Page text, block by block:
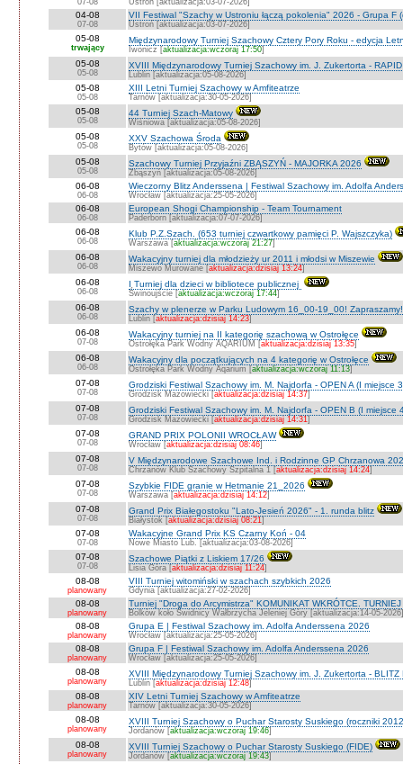
07-08 Ustroń [aktualizacja:03-07-2026]
04-08
07-08
VII Festiwal "Szachy w Ustroniu łączą pokolenia" 2026 - Grupa F
Ustroń [aktualizacja:03-07-2026]
05-08
trwający
Międzynarodowy Turniej Szachowy Cztery Pory Roku - edycja
Iwonicz [aktualizacja:wczoraj 17:50]
05-08
05-08
XVIII Międzynarodowy Turniej Szachowy im. J. Zukertorta -
Lublin [aktualizacja:05-08-2026]
05-08
05-08
XIII Letni Turniej Szachowy w Amfiteatrze
Tarnów [aktualizacja:30-05-2026]
05-08
05-08
44 Turniej Szach-Matowy
Wiśniowa [aktualizacja:05-08-2026]
05-08
05-08
XXV Szachowa Środa
Bytów [aktualizacja:05-08-2026]
05-08
05-08
Szachowy Turniej Przyjaźni ZBĄSZYŃ - MAJORKA 2026
Zbąszyń [aktualizacja:05-08-2026]
06-08
06-08
Wieczorny Blitz Anderssena | Festiwal Szachowy im. Adolfa
Wrocław [aktualizacja:25-05-2026]
06-08
06-08
European Shogi Championship - Team Tournament
Paderborn [aktualizacja:07-07-2026]
06-08
06-08
Klub P.Z.Szach. (653 turniej czwartkowy pamięci P. Wajszczyka)
Warszawa [aktualizacja:wczoraj 21:27]
06-08
06-08
Wakacyjny turniej dla młodzieży ur 2011 i młodsi w Miszewie
Miszewo Murowane [aktualizacja:dzisiaj 13:24]
06-08
06-08
I Turniej dla dzieci w bibliotece publicznej
Świnoujście [aktualizacja:wczoraj 17:44]
06-08
06-08
Szachy w plenerze w Parku Ludowym 16_00-19_00! Zapraszamy!
Lublin [aktualizacja:dzisiaj 14:23]
06-08
07-08
Wakacyjny turniej na II kategorię szachową w Ostrołęce
Ostrołęka Park Wodny AQARIUM [aktualizacja:dzisiaj 13:35]
06-08
06-08
Wakacyjny dla początkujących na 4 kategorię w Ostrołęce
Ostrołęka Park Wodny Aqarium [aktualizacja:wczoraj 11:13]
07-08
07-08
Grodziski Festiwal Szachowy im. M. Najdorfa - OPEN A (I miejsce
Grodzisk Mazowiecki [aktualizacja:dzisiaj 14:37]
07-08
07-08
Grodziski Festiwal Szachowy im. M. Najdorfa - OPEN B (I miejsce
Grodzisk Mazowiecki [aktualizacja:dzisiaj 14:31]
07-08
07-08
GRAND PRIX POLONII WROCŁAW
Wrocław [aktualizacja:dzisiaj 08:46]
07-08
07-08
V Międzynarodowe Szachowe Ind. i Rodzinne GP Chrzanowa
Chrzanów Klub Szachowy Szpitalna 1 [aktualizacja:dzisiaj 14:24]
07-08
07-08
Szybkie FIDE granie w Hetmanie 21_2026
Warszawa [aktualizacja:dzisiaj 14:12]
07-08
07-08
Grand Prix Białegostoku "Lato-Jesień 2026" - 1. runda blitz
Białystok [aktualizacja:dzisiaj 08:21]
07-08
07-08
Wakacyjne Grand Prix KS Czarny Koń - 04
Nowe Miasto Lub. [aktualizacja:03-08-2026]
07-08
07-08
Szachowe Piątki z Liskiem 17/26
Lisia Góra [aktualizacja:dzisiaj 11:24]
08-08
planowany
VIII Turniej witomiński w szachach szybkich 2026
Gdynia [aktualizacja:27-02-2026]
08-08
planowany
Turniej "Droga do Arcymistrza" KOMUNIKAT WKRÓTCE.
Bolków koło Świdnicy Wałbrzycha Jeleniej Góry [aktualizacja:14-05-2026]
08-08
planowany
Grupa E | Festiwal Szachowy im. Adolfa Anderssena 2026
Wrocław [aktualizacja:25-05-2026]
08-08
planowany
Grupa F | Festiwal Szachowy im. Adolfa Anderssena 2026
Wrocław [aktualizacja:25-05-2026]
08-08
planowany
XVIII Międzynarodowy Turniej Szachowy im. J. Zukertorta -
Lublin [aktualizacja:dzisiaj 12:48]
08-08
planowany
XIV Letni Turniej Szachowy w Amfiteatrze
Tarnów [aktualizacja:30-05-2026]
08-08
planowany
XVIII Turniej Szachowy o Puchar Starosty Suskiego (roczniki
Jordanów [aktualizacja:wczoraj 19:46]
08-08
planowany
XVIII Turniej Szachowy o Puchar Starosty Suskiego (FIDE)
Jordanów [aktualizacja:wczoraj 19:43]